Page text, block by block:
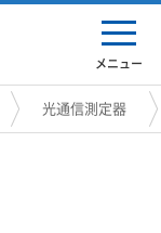
メニュー
光通信測定器